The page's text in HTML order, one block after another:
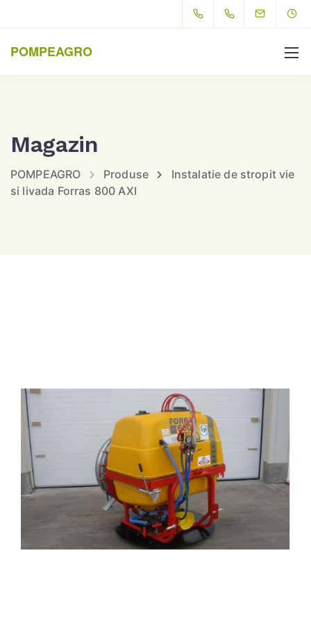
POMPEAGRO
Magazin
POMPEAGRO Produse
Instalatie de stropit vie
si livada Forras 800 AXI